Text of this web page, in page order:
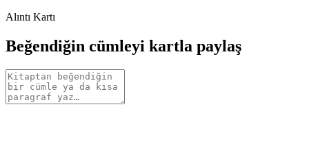
Alıntı Kartı
Beğendiğin cümleyi kartla paylaş
Alıntı
metni